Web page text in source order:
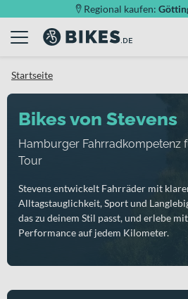
Regional kaufen:
Startseite
Bikes von Stevens
Hamburger Fahrradkompetenz
Tour
Stevens entwickelt Fahrräder mit
Alltagstauglichkeit, Sport und
das zu deinem Stil passt, und erlebe
Performance auf jedem Kilometer.